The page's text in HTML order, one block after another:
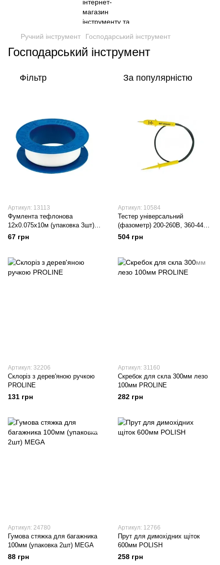
Ручний інструмент Господарський інструмент
Господарський інструмент
Фільтр За популярністю
Артикул: 13113
Фумлента тефлонова
12х0.075х10м (упаковка 3шт)
MEGA
67 грн
Артикул: 10584
Тестер універсальний
(фазометр) 200-260В, 360-440В
POLISH
504 грн
Артикул: 32206
Склоріз з дерев'яною ручкою
PROLINE
131 грн
Артикул: 31160
Скребок для скла 300мм лезо
100мм PROLINE
282 грн
Артикул: 24780
Гумова стяжка для багажника
100мм (упаковка 2шт) MEGA
88 грн
Артикул: 12766
Прут для димохідних щіток
600мм POLISH
258 грн